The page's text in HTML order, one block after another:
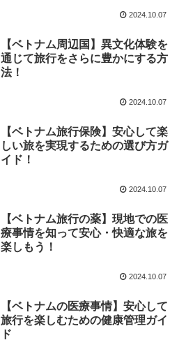
2024.10.07
【ベトナム周辺国】異文化体験を
通じて旅行をさらに豊かにする方
法！
2024.10.07
【ベトナム旅行保険】安心して楽
しい旅を実現するための選び方ガ
イド！
2024.10.07
【ベトナム旅行の薬】現地での医
療事情を知って安心・快適な旅を
楽しもう！
2024.10.07
【ベトナムの医療事情】安心して
旅行を楽しむための健康管理ガイ
ド